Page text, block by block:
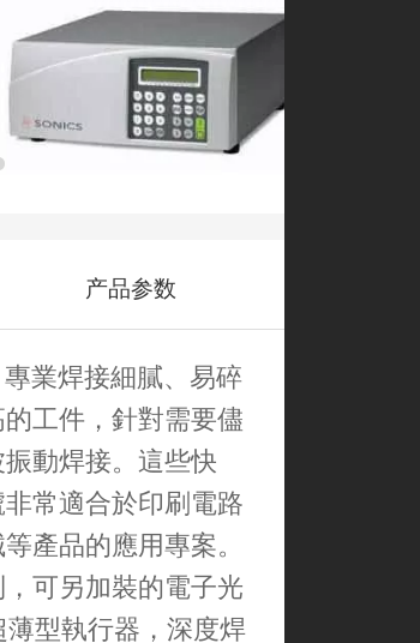
产品参数
業焊接細膩、易碎
工件，針對需要儘
動焊接。這些快
常適合於印刷電路
產品的應用專案。
可另加裝的電子光
薄型執行器，深度焊